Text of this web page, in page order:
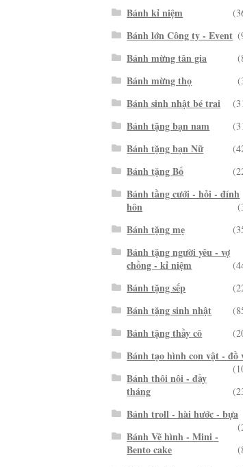
Bánh kỉ niệm
Bánh lớn Công ty - Event
Bánh mừng tân gia
Bánh mừng thọ
Bánh sinh nhật bé trai
Bánh tặng bạn nam
Bánh tặng bạn Nữ
Bánh tặng Bố
Bánh tầng cưới - hỏi - đính
hôn
Bánh tặng mẹ
Bánh tặng người yêu - vợ
chồng - kỉ niệm
Bánh tặng sếp
Bánh tặng sinh nhật
Bánh tặng thầy cô
Bánh tạo hình con vật - đồ
Bánh thôi nôi - đầy
tháng
Bánh troll - hài hước - bựa
Bánh Vẽ hình - Mini -
Bento cake